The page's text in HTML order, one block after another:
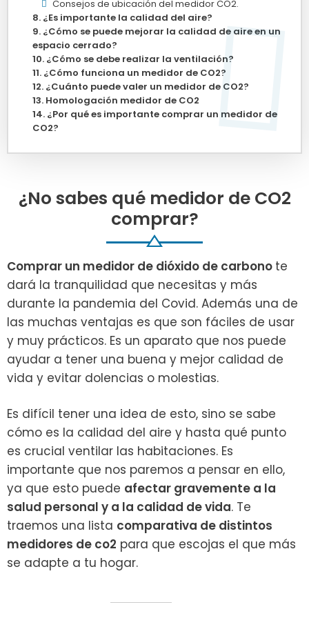
Consejos de ubicación del medidor CO2.
¿Es importante la calidad del aire?
¿Cómo se puede mejorar la calidad de aire en un
espacio cerrado?
¿Cómo se debe realizar la ventilación?
¿Cómo funciona un medidor de CO2?
¿Cuánto puede valer un medidor de CO2?
Homologación medidor de CO2
¿Por qué es importante comprar un medidor de
CO2?
¿No sabes qué medidor de CO2
comprar?
Comprar un medidor de dióxido de carbono te
dará la tranquilidad que necesitas y más
durante la pandemia del Covid. Además una de
las muchas ventajas es que son fáciles de usar
y muy prácticos. Es un aparato que nos puede
ayudar a tener una buena y mejor calidad de
vida y evitar dolencias o molestias.
Es difícil tener una idea de esto, sino se sabe
cómo es la calidad del aire y hasta qué punto
es crucial ventilar las habitaciones. Es
importante que nos paremos a pensar en ello,
ya que esto puede afectar gravemente a la
salud personal y a la calidad de vida. Te
traemos una lista comparativa de distintos
medidores de co2 para que escojas el que más
se adapte a tu hogar.